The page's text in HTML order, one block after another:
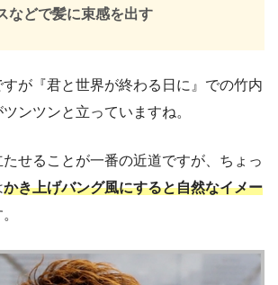
などで髪に束感を出す
すが『君と世界が終わる日に』での竹内
ンツンと立っていますね。
せることが一番の近道ですが、ちょっ
かき上げバング風にすると自然なイメー